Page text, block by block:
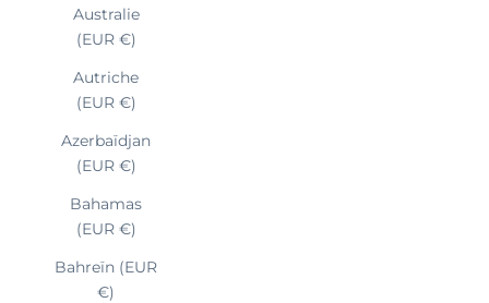
Australie
(EUR €)
Autriche
(EUR €)
Azerbaïdjan
(EUR €)
Bahamas
(EUR €)
Bahreïn (EUR
€)